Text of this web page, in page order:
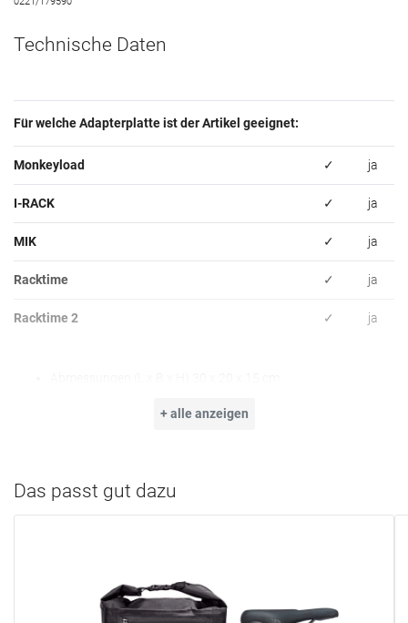
Technische Daten
Für welche Adapterplatte ist der Artikel geeignet:
Monkeyload ✓ ja
I-RACK ✓ ja
MIK ✓ ja
Racktime ✓ ja
Racktime 2 ✓ ja
Gewicht ca. 460 Gramm+ alle anzeigen
Das passt gut dazu